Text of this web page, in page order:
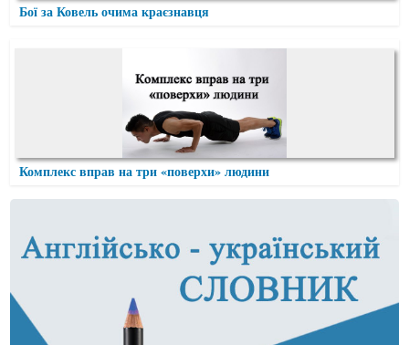
Бої за Ковель очима краєзнавця
Комплекс вправ на три «поверхи» людини